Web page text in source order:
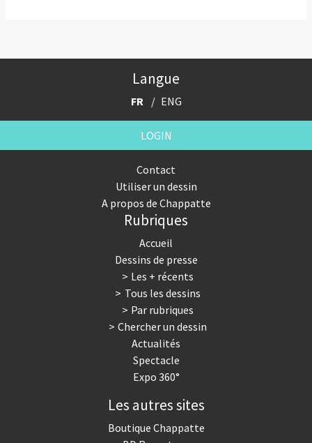
Langue
FR ENG
LOGIN
Contact
Utiliser un dessin
A propos de Chappatte
Rubriques
Accueil
Dessins de presse
Les + récents
Tous les dessins
Par rubriques
Chercher un dessin
Actualités
Spectacle
Expo 360°
Les autres sites
Boutique Chappatte